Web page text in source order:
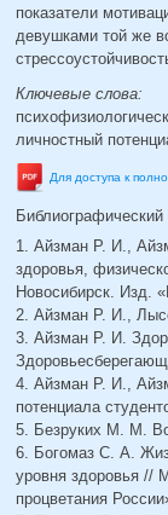
показатели
девушками той же
Ключевые слова:
личностный
Для доступа к
Библиографический
1. Айзман Р. И.,
здоровья,
Новосибирск. Изд.
2. Айзман Р. И.,
3. Айзман Р. И.
4. Айзман Р. И.,
потенциала
5. Безруких М. М.
6. Богомаз С. А.
уровня здоровья //
процветания